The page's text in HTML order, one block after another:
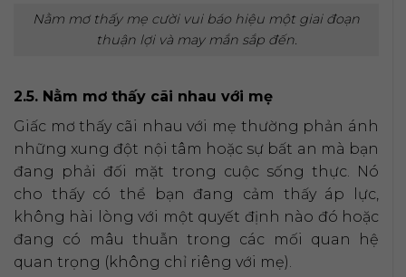
Nằm mơ thấy mẹ cười vui báo hiệu một giai đoạn
thuận lợi và may mắn sắp đến.
2.5. Nằm mơ thấy cãi nhau với mẹ
Giấc mơ thấy cãi nhau với mẹ thường phản ánh
những xung đột nội tâm hoặc sự bất an mà bạn
đang phải đối mặt trong cuộc sống thực. Nó
cho thấy có thể bạn đang cảm thấy áp lực,
không hài lòng với một quyết định nào đó hoặc
đang có mâu thuẫn trong các mối quan hệ
quan trọng (không chỉ riêng với mẹ).